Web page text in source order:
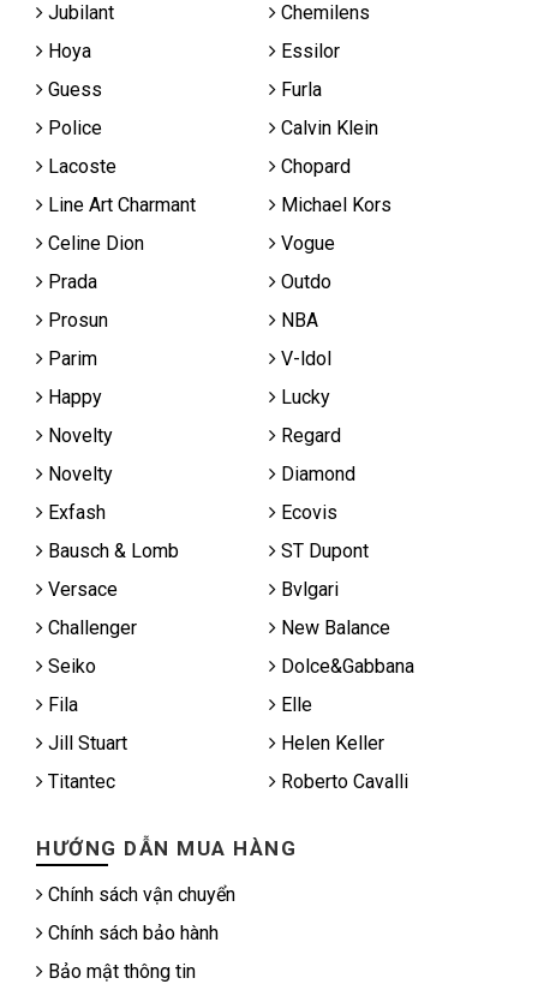
Jubilant
Chemilens
Hoya
Essilor
Guess
Furla
Police
Calvin Klein
Lacoste
Chopard
Line Art Charmant
Michael Kors
Celine Dion
Vogue
Prada
Outdo
Prosun
NBA
Parim
V-ldol
Happy
Lucky
Novelty
Regard
Novelty
Diamond
Exfash
Ecovis
Bausch & Lomb
ST Dupont
Versace
Bvlgari
Challenger
New Balance
Seiko
Dolce&Gabbana
Fila
Elle
Jill Stuart
Helen Keller
Titantec
Roberto Cavalli
HƯỚNG DẪN MUA HÀNG
Chính sách vận chuyển
Chính sách bảo hành
Bảo mật thông tin